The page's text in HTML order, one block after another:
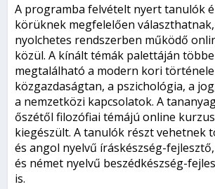
A programba felvételt nyert tanulók
körüknek megfelelően
nyolchetes rendszerben működő
közül. A kínált témák palettáján
megtalálható a modern kori
közgazdaságtan, a pszichológia, a
a nemzetközi kapcsolatok. A
őszétől filozófiai témájú online
kiegészült. A tanulók részt vehetnek
és angol nyelvű íráskészség-
és német nyelvű beszédkészség-
is.